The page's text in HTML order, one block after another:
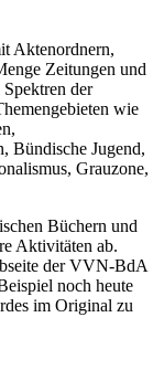
Aktenordnern,
Zeitungen und
der
wie
Bündische Jugend,
Grauzone,
Büchern und
Aktivitäten ab.
der VVN-BdA
noch heute
im Original zu